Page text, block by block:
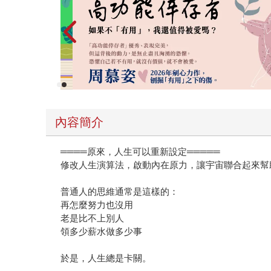
內容簡介
════原來，人生可以重新設定═════
修改人生演算法，啟動內在原力，讓宇宙聯合起來
普通人的思維通常是這樣的：
再怎麼努力也沒用
老是比不上別人
領多少薪水做多少事
於是，人生總是卡關。